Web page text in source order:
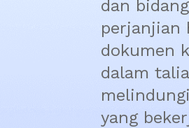
dan
perjanjian
dokumen
dalam
yang